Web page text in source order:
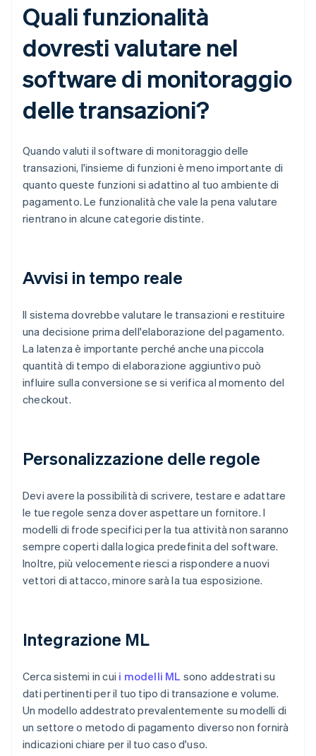
Quali funzionalità
dovresti valutare nel
software di monitoraggio
delle transazioni?
Quando valuti il software di monitoraggio delle
transazioni, l'insieme di funzioni è meno importante di
quanto queste funzioni si adattino al tuo ambiente di
pagamento. Le funzionalità che vale la pena valutare
rientrano in alcune categorie distinte.
Avvisi in tempo reale
Il sistema dovrebbe valutare le transazioni e restituire
una decisione prima dell'elaborazione del pagamento.
La latenza è importante perché anche una piccola
quantità di tempo di elaborazione aggiuntivo può
influire sulla conversione se si verifica al momento del
checkout.
Personalizzazione delle regole
Devi avere la possibilità di scrivere, testare e adattare
le tue regole senza dover aspettare un fornitore. I
modelli di frode specifici per la tua attività non saranno
sempre coperti dalla logica predefinita del software.
Inoltre, più velocemente riesci a rispondere a nuovi
vettori di attacco, minore sarà la tua esposizione.
Integrazione ML
Cerca sistemi in cui i modelli ML sono addestrati su
dati pertinenti per il tuo tipo di transazione e volume.
Un modello addestrato prevalentemente su modelli di
un settore o metodo di pagamento diverso non fornirà
indicazioni chiare per il tuo caso d'uso.